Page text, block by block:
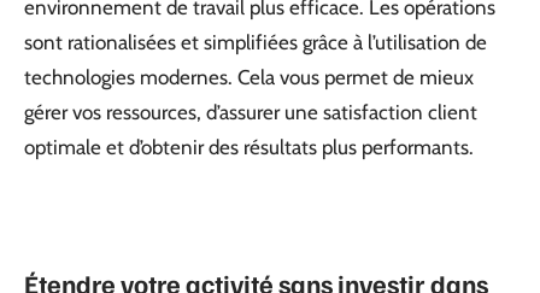
environnement de travail plus efficace. Les opérations
sont rationalisées et simplifiées grâce à l’utilisation de
technologies modernes. Cela vous permet de mieux
gérer vos ressources, d’assurer une satisfaction client
optimale et d’obtenir des résultats plus performants.
Étendre votre activité sans investir dans